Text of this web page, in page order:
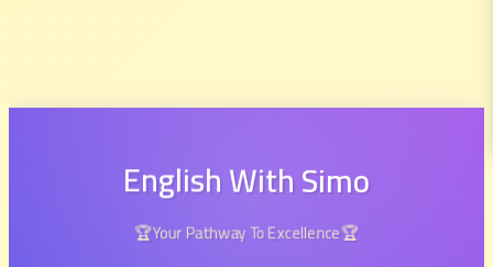
English With Simo
🏆Your Pathway To Excellence🏆